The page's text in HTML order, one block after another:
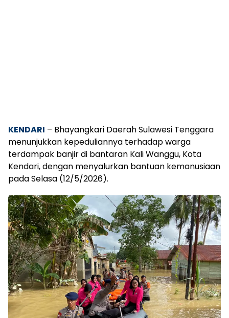
KENDARI – Bhayangkari Daerah Sulawesi Tenggara
menunjukkan kepeduliannya terhadap warga
terdampak banjir di bantaran Kali Wanggu, Kota
Kendari, dengan menyalurkan bantuan kemanusiaan
pada Selasa (12/5/2026).